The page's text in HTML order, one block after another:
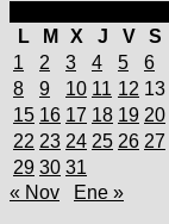
L
M X J V S
1
2 3 4 5 6
8
9 10 11 12 13
15 16 17 18 19 20
22 23 24 25 26 27
29 30 31
« Nov
Ene »